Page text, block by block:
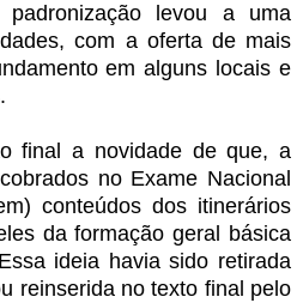
levou a uma
com a oferta de mais
em alguns locais e
final a novidade de que, a
no Exame Nacional
conteúdos dos itinerários
da formação geral básica
ideia havia sido retirada
reinserida no texto final pelo